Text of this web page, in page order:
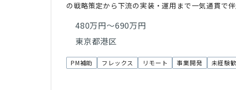
の戦略策定から下流の実装・運用まで一気通貫で
480万円～690万円
東京都港区
PM補助 フレックス リモート 事業開発 未経験